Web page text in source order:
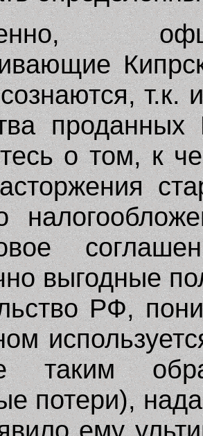
т.к.
о том, к
выгодные
РФ,
таким
потери),